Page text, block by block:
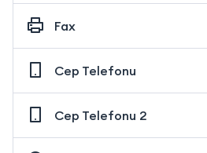
Fax
Cep Telefonu
Cep Telefonu 2